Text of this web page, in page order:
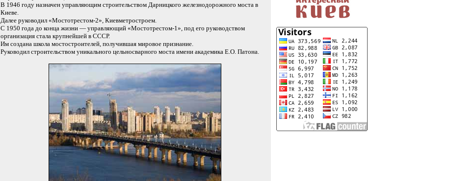
В 1946 году назначен управляющим строительством Дарницкого железнодорожного моста в
Киеве.
Далее руководил «Мостотрестом-2», Киевметростроем.
С 1950 года до конца жизни — управляющий «Мостотрестом-1», под его руководством
организация стала крупнейшей в СССР.
Им создана школа мостостроителей, получившая мировое признание.
Руководил строительством уникального цельносварного моста имени академика Е.О. Патона.